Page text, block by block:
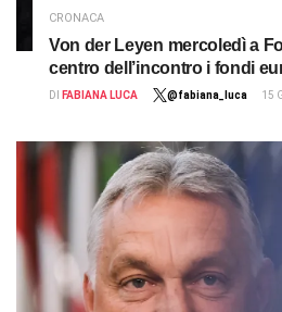
CRONACA
Von der Leyen mercoledì a
centro dell’incontro i fondi
DI FABIANA LUCA @fabiana_luca 15